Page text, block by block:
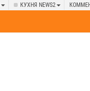
КУХНЯ NEWS2